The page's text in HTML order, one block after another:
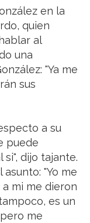
en la
quien
al
una
"Ya me
sus
a su
puede
si", dijo tajante.
"Yo me
mi me dieron
es un
me